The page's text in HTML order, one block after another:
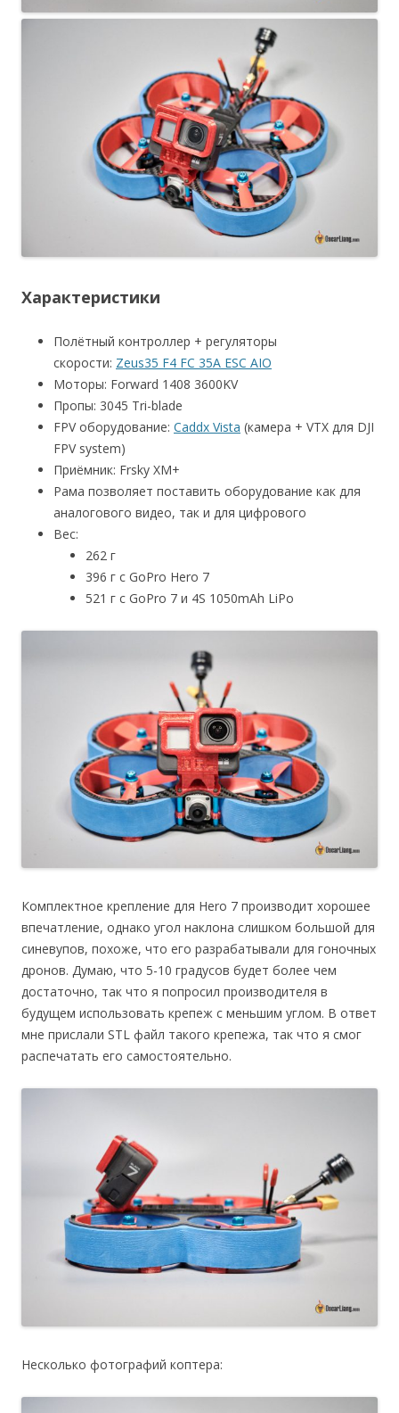
Характеристики
Полётный контроллер + регуляторы
скорости: Zeus35 F4 FC 35A ESC AIO
Моторы: Forward 1408 3600KV
Пропы: 3045 Tri-blade
FPV оборудование: Caddx Vista (камера + VTX для DJI
FPV system)
Приёмник: Frsky XM+
Рама позволяет поставить оборудование как для
аналогового видео, так и для цифрового
Вес:
262 г
396 г с GoPro Hero 7
521 г с GoPro 7 и 4S 1050mAh LiPo
Комплектное крепление для Hero 7 производит хорошее
впечатление, однако угол наклона слишком большой для
синевупов, похоже, что его разрабатывали для гоночных
дронов. Думаю, что 5-10 градусов будет более чем
достаточно, так что я попросил производителя в
будущем использовать крепеж с меньшим углом. В ответ
мне прислали STL файл такого крепежа, так что я смог
распечатать его самостоятельно.
Несколько фотографий коптера: